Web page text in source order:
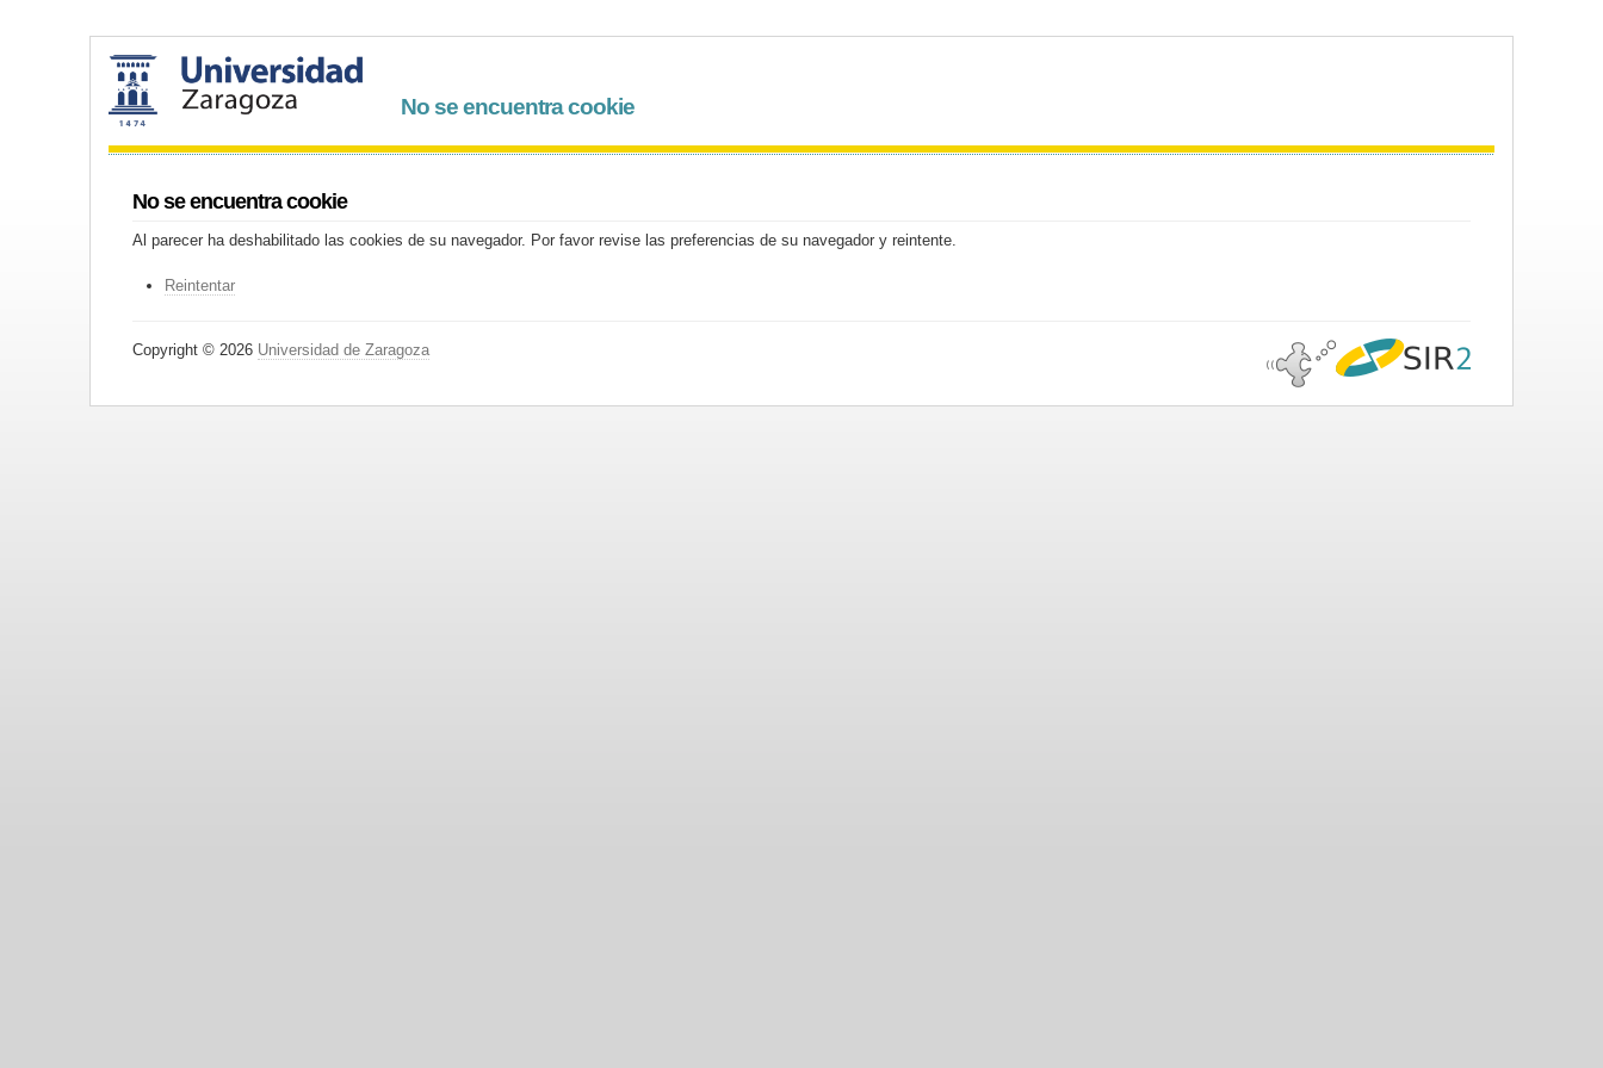
No se encuentra cookie
No se encuentra cookie
Al parecer ha deshabilitado las cookies de su navegador. Por favor revise las preferencias de su navegador y reintente.
Reintentar
Copyright © 2026 Universidad de Zaragoza